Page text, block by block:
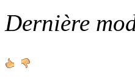
Dernière